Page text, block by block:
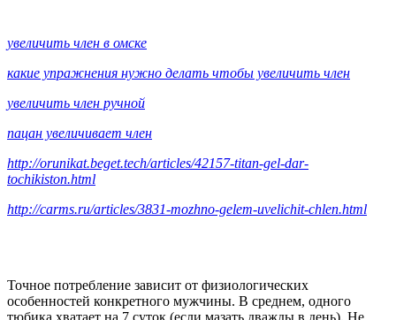
увеличить член в омске
какие упражнения нужно делать чтобы увеличить член
увеличить член ручной
пацан увеличивает член
http://orunikat.beget.tech/articles/42157-titan-gel-dar-
tochikiston.html
http://carms.ru/articles/3831-mozhno-gelem-uvelichit-chlen.html
Точное потребление зависит от физиологических
особенностей конкретного мужчины. В среднем, одного